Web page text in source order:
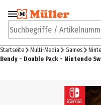
Zur Navigation
springen
Suchbegriffe /
Startseite Multi-Media Games
Bendy - Double Pack - Nintendo